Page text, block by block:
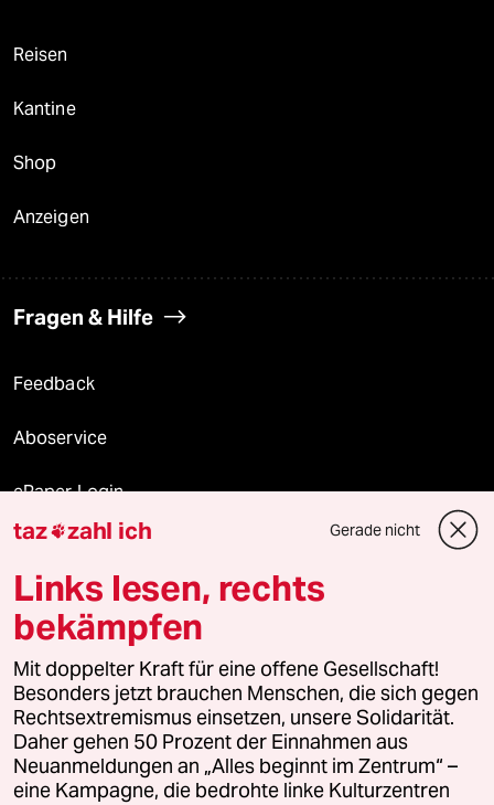
Reisen
Kantine
Shop
Anzeigen
Fragen & Hilfe
Feedback
Aboservice
ePaper Login
Downloads für Abonnierende
© 2026 taz Verlags und Vertriebs GmbH
Alle Rechte vorbehalten. Bei rechtlichen Fragen oder für Genehmigungen
wenden Sie sich bitte an
lizenzen@taz.de
Feedback Redaktionsstatut Kommune-Richtlinien
taz zahl ich Gerade nicht
Links lesen, rechts
bekämpfen
Mit doppelter Kraft für eine offene Gesellschaft!
Besonders jetzt brauchen Menschen, die sich gegen
Rechtsextremismus einsetzen, unsere Solidarität.
Daher gehen 50 Prozent der Einnahmen aus
Neuanmeldungen an „Alles beginnt im Zentrum“ –
eine Kampagne, die bedrohte linke Kulturzentren